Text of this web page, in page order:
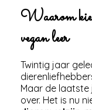
Waarom
vegan leer
Twintig jaar
Maar de
over. Het is nu